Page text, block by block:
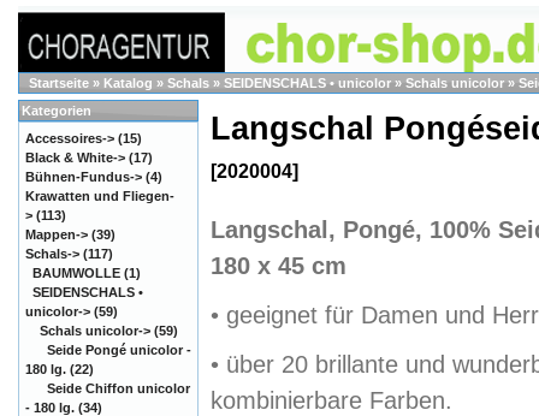
Startseite » Katalog » Schals » SEIDENSCHALS • unicolor » Schals unicolor »
Langschal
[2020004]
Langschal, Pongé, 100%
180 x 45 cm
• geeignet für Damen und
• über 20 brillante und
kombinierbare Farben.
Kategorien
Accessoires-> (15)
Black & White-> (17)
Bühnen-Fundus-> (4)
Krawatten und Fliegen-
> (113)
Mappen-> (39)
Schals-> (117)
BAUMWOLLE (1)
SEIDENSCHALS •
unicolor-> (59)
Schals unicolor-> (59)
Seide Pongé unicolor -
180 lg. (22)
Seide Chiffon unicolor
- 180 lg. (34)